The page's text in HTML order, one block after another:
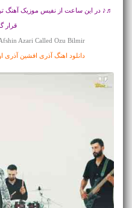
♬♪ در این ساعت از نفیس موزیک آهنگ
قرار
Azari Called Ozu Bilmir
دانلود اهنگ آذری افشین آذری